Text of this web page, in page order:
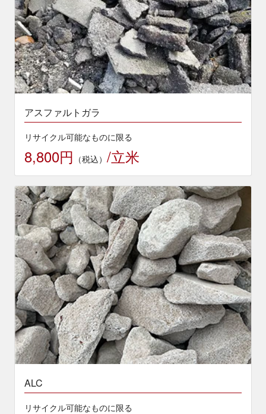
アスファルトガラ
リサイクル可能なものに限る
8,800円 （税込） /立米
ALC
リサイクル可能なものに限る